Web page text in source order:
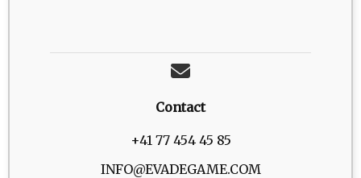
Contact
+41 77 454 45 85
INFO@EVADEGAME.COM